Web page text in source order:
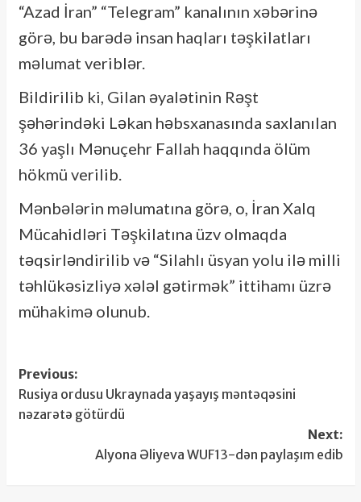
“Azad İran” “Telegram” kanalının xəbərinə
görə, bu barədə insan haqları təşkilatları
məlumat veriblər.
Bildirilib ki, Gilan əyalətinin Rəşt
şəhərindəki Ləkan həbsxanasında saxlanılan
36 yaşlı Mənuçehr Fallah haqqında ölüm
hökmü verilib.
Mənbələrin məlumatına görə, o, İran Xalq
Mücahidləri Təşkilatına üzv olmaqda
təqsirləndirilib və “Silahlı üsyan yolu ilə milli
təhlükəsizliyə xələl gətirmək” ittihamı üzrə
mühakimə olunub.
Post
navigation
Previous:
Rusiya ordusu Ukraynada yaşayış məntəqəsini
nəzarətə götürdü
Next:
Alyona Əliyeva WUF13-dən paylaşım edib